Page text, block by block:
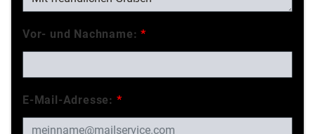
Vor- und Nachname:*
E-Mail-Adresse: *